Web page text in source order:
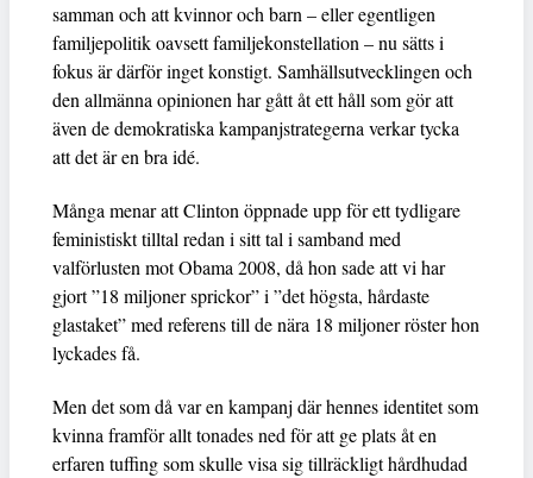
samman och att kvinnor och barn – eller egentligen
familjepolitik oavsett familjekonstellation – nu sätts i
fokus är därför inget konstigt. Samhällsutvecklingen och
den allmänna opinionen har gått åt ett håll som gör att
även de demokratiska kampanjstrategerna verkar tycka
att det är en bra idé.
Många menar att Clinton öppnade upp för ett tydligare
feministiskt tilltal redan i sitt tal i samband med
valförlusten mot Obama 2008, då hon sade att vi har
gjort ”18 miljoner sprickor” i ”det högsta, hårdaste
glastaket” med referens till de nära 18 miljoner röster hon
lyckades få.
Men det som då var en kampanj där hennes identitet som
kvinna framför allt tonades ned för att ge plats åt en
erfaren tuffing som skulle visa sig tillräckligt hårdhudad